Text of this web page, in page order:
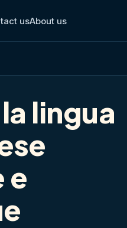
usAbout us
lingua
e